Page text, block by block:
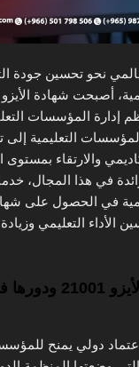
نحو تحسين جودة
إدارة المؤسسات
التعليمية إلى
والارتقاء
في هذا المجال،
الأداء التعليمي
21001 ودورها
دولي يمنح